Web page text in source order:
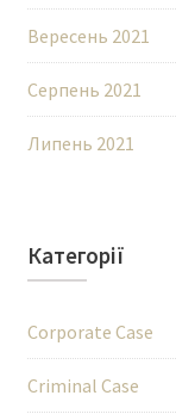
Вересень 2021
Серпень 2021
Липень 2021
Категорії
Corporate Case
Criminal Case